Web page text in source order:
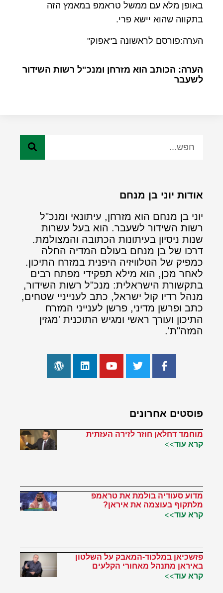
באופן מלא עם ממשל טראמפ במאמץ הזה
בתקווה שהוא יישא פרי.
הערה:פורסם לראשונה ב"אפוק"
הערה: הכותב הוא מזרחן ומנכ"ל רשות השידור
לשעבר
אודות יוני בן מנחם
יוני בן מנחם הוא מזרחן, עיתונאי ומנכ"ל
רשות השידור לשעבר. הוא בעל עשרות
שנות ניסיון בעיתונות הכתובה והמצולמת.
דרכו של בן מנחם בעולם המדיה החלה
כמפיק של הטלוויזיה היפנית במזרח התיכון.
לאחר מכן, הוא מילא תפקידי מפתח רבים
בתקשורת הישראלית: מנכ"ל רשות השידור,
מנהל רדיו קול ישראל, כתב לענייניי שטחים,
כתב ופרשן מדיני, פרשן לענייני המזרח
התיכון ועורך ראשי ומגיש התוכנית 'מגזין
המזה"ת'.
פוסטים אחרונים
מוחמד דחלאן חוזר לזירה העזתית
קרא עוד>>
מדוע סעודיה בולמת את טראמפ
מלתקוף בעוצמה את איראן?
קרא עוד>>
פזשכיאן במלכוד-המאבק על השלטון
באיראן מתנהל מאחורי הקלעים
קרא עוד>>